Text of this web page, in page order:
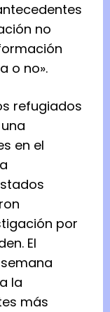
no
o no».
refugiados
en el
por
El
la
más